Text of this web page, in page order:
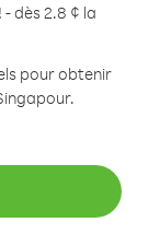
dès 2.8 ¢ la
pour obtenir